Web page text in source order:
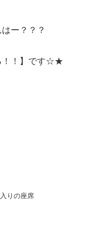
ー？？？
！！】です☆★
りの座席